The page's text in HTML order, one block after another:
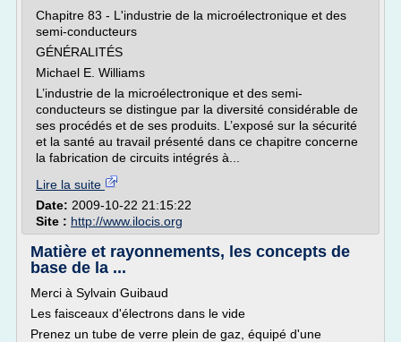
Chapitre 83 - L'industrie de la microélectronique et des
semi-conducteurs
GÉNÉRALITÉS
Michael E. Williams
L’industrie de la microélectronique et des semi-
conducteurs se distingue par la diversité considérable de
ses procédés et de ses produits. L’exposé sur la sécurité
et la santé au travail présenté dans ce chapitre concerne
la fabrication de circuits intégrés à...
Lire la suite
Date: 2009-10-22 21:15:22
Site : http://www.ilocis.org
Matière et rayonnements, les concepts de
base de la ...
Merci à Sylvain Guibaud
Les faisceaux d'électrons dans le vide
Prenez un tube de verre plein de gaz, équipé d'une